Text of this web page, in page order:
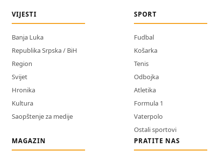
VIJESTI
Banja Luka
Republika Srpska / BiH
Region
Svijet
Hronika
Kultura
Saopštenje za medije
SPORT
Fudbal
Košarka
Tenis
Odbojka
Atletika
Formula 1
Vaterpolo
Ostali sportovi
MAGAZIN
PRATITE NAS